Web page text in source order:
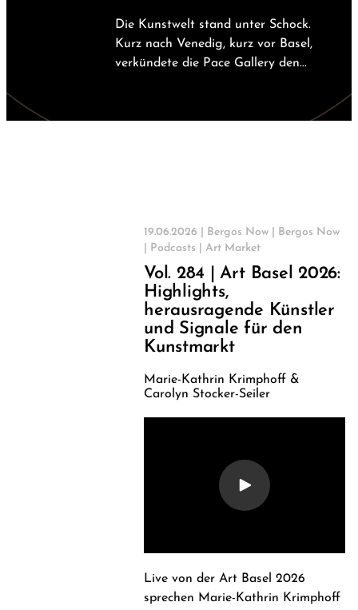
Die Kunstwelt stand unter Schock.
Kurz nach Venedig, kurz vor Basel,
verkündete die Pace Gallery den...
19.06.2026 | Bergos Now
Bergos Now
Podcasts Art Market
Vol. 284 | Art Basel 2026:
Highlights,
herausragende Künstler
und Signale für den
Kunstmarkt
Marie-Kathrin Krimphoff &
Carolyn Stocker-Seiler
Live von der Art Basel 2026
sprechen Marie-Kathrin Krimphoff